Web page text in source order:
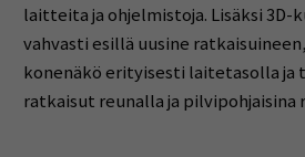
laitteita ja ohjelmistoja. Lisäksi 3D-
vahvasti esillä uusine
konenäkö erityisesti laitetasolla ja
ratkaisut reunalla ja pilvipohjaisina